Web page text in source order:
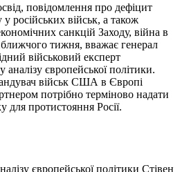
повідомлення про дефіцит
російських військ, а також
санкцій Заходу, війна в
тижня, вважає генерал
військовий експерт
європейської політики.
військ США в Європі
потрібно терміново надати
для протистояння Росії.
європейської політики Стівен